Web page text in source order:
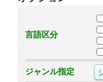
言語区分
ジャンル指定